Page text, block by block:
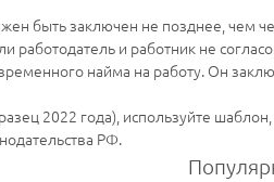
быть заключен не позднее, чем
работодатель и работник не
найма на работу. Он
2022 года), используйте
РФ.